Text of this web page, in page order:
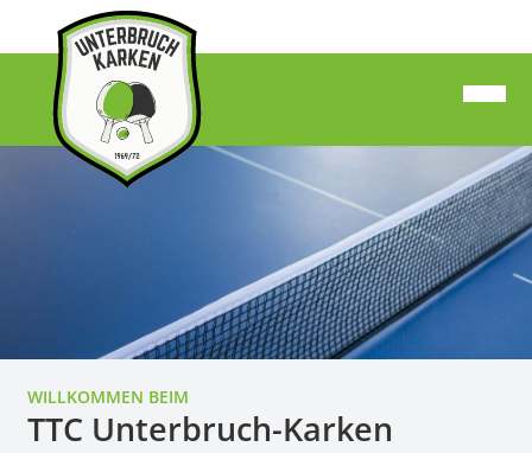
WILLKOMMEN BEIM
TTC Unterbruch-Karken